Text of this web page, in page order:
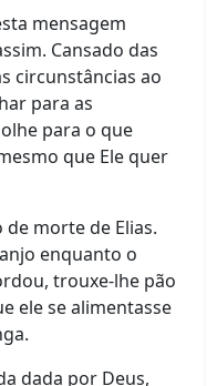
mensagem
Cansado das
circunstâncias ao
para as
para o que
que Ele quer
morte de Elias.
enquanto o
trouxe-lhe pão
ele se alimentasse
dada por Deus,